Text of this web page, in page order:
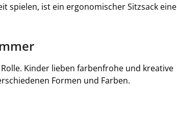
spielen, ist ein ergonomischer Sitzsack eine
Kinder lieben farbenfrohe und kreative
Formen und Farben.